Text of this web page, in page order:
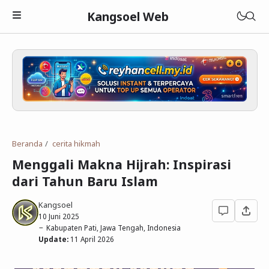
Kangsoel Web
Islam
Fiqih
Adab dan Akhlak
Sejarah Islam
Android
Aplikasi Android
Komputer
Linux
Open Source
Blogging
WordPress
Download
Murottal
Lain-lain
Beranda cerita hikmah
Menggali Makna Hijrah: Inspirasi
dari Tahun Baru Islam
Kangsoel
10 Juni 2025
Kabupaten Pati, Jawa Tengah, Indonesia
Update: 11 April 2026